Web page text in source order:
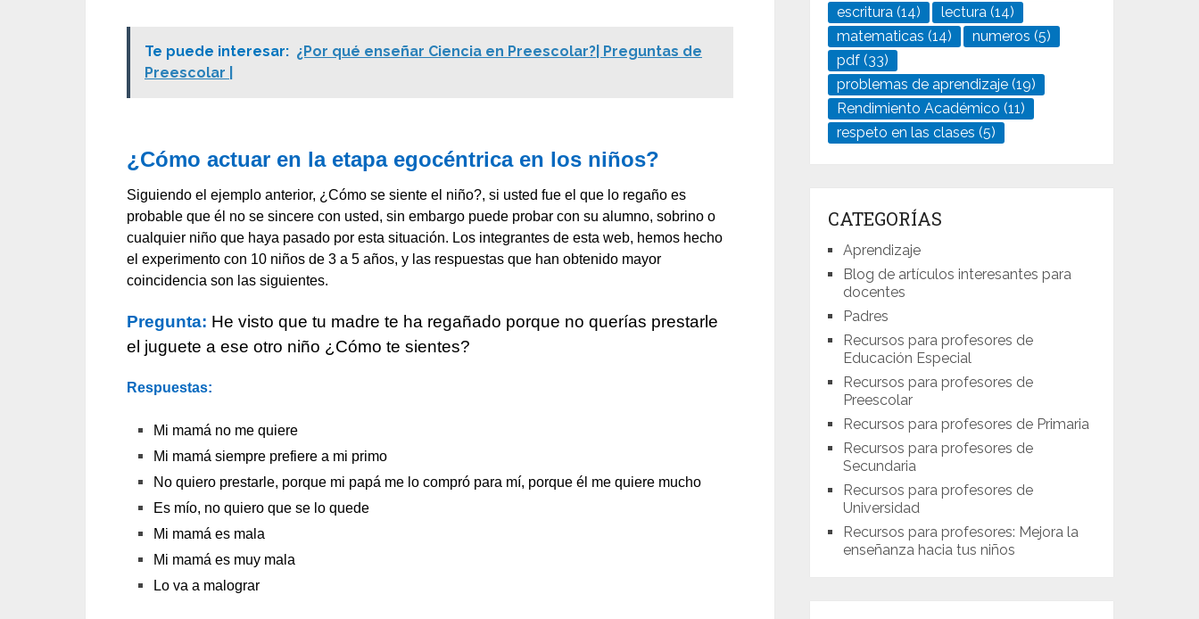
Te puede interesar: ¿Por qué enseñar Ciencia en Preescolar?| Preguntas de
Preescolar |
¿Cómo actuar en la etapa egocéntrica en los niños?
Siguiendo el ejemplo anterior, ¿Cómo se siente el niño?, si usted fue el que lo regaño es
probable que él no se sincere con usted, sin embargo puede probar con su alumno, sobrino o
cualquier niño que haya pasado por esta situación. Los integrantes de esta web, hemos hecho
el experimento con 10 niños de 3 a 5 años, y las respuestas que han obtenido mayor
coincidencia son las siguientes.
Pregunta: He visto que tu madre te ha regañado porque no querías prestarle
el juguete a ese otro niño ¿Cómo te sientes?
Respuestas:
Mi mamá no me quiere
Mi mamá siempre prefiere a mi primo
No quiero prestarle, porque mi papá me lo compró para mí, porque él me quiere mucho
Es mío, no quiero que se lo quede
Mi mamá es mala
Mi mamá es muy mala
Lo va a malograr
escritura (14) lectura (14)
matematicas (14) numeros (5)
pdf (33)
problemas de aprendizaje (19)
Rendimiento Académico (11)
respeto en las clases (5)
CATEGORÍAS
Aprendizaje
Blog de artículos interesantes para
docentes
Padres
Recursos para profesores de
Educación Especial
Recursos para profesores de
Preescolar
Recursos para profesores de Primaria
Recursos para profesores de
Secundaria
Recursos para profesores de
Universidad
Recursos para profesores: Mejora la
enseñanza hacia tus niños